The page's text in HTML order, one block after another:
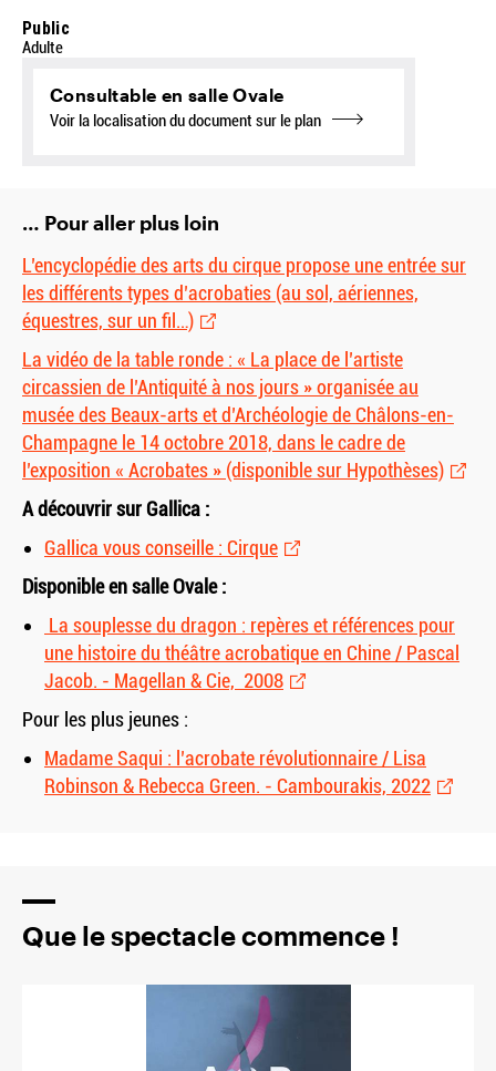
Public
Adulte
Consultable en salle Ovale
Voir la localisation du document sur le plan
… Pour aller plus loin
L’encyclopédie des arts du cirque propose une entrée sur
les différents types d’acrobaties (au sol, aériennes,
équestres, sur un fil…)
La vidéo de la table ronde : « La place de l’artiste
circassien de l’Antiquité à nos jours » organisée au
musée des Beaux-arts et d’Archéologie de Châlons-en-
Champagne le 14 octobre 2018, dans le cadre de
l’exposition « Acrobates » (disponible sur Hypothèses)
A découvrir sur Gallica :
Gallica vous conseille : Cirque
Disponible en salle Ovale :
La souplesse du dragon : repères et références pour
une histoire du théâtre acrobatique en Chine / Pascal
Jacob. - Magellan &Cie, 2008
Pour les plus jeunes :
Madame Saqui : l’acrobate révolutionnaire / Lisa
Robinson & Rebecca Green. - Cambourakis, 2022
Que le spectacle commence !